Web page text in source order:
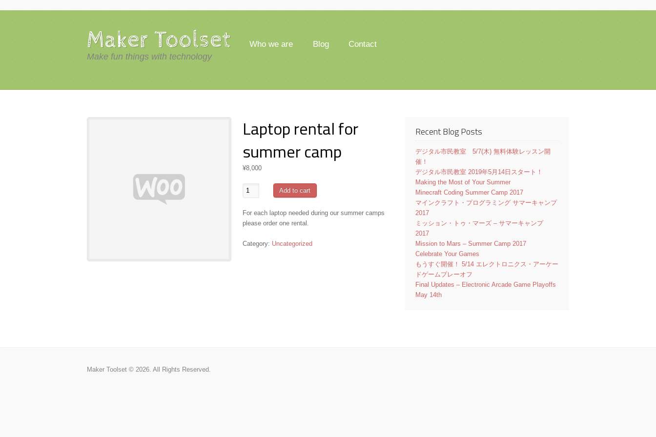
Maker Toolset
Make fun things with technology
Who we are Blog Contact
Laptop rental for
summer camp
¥8,000
Laptop
rental
camp
Add to cart
For each laptop needed during our summer camps
please order one rental.
Category: Uncategorized
Recent Blog Posts
デジタル市民教室 5/7(木) 無料体験レッスン開
催！
デジタル市民教室 2019年5月14日スタート！
Making the Most of Your Summer
Minecraft Coding Summer Camp 2017
マインクラフト・プログラミング サマーキャンプ
2017
ミッション・トゥ・マーズ – サマーキャンプ
2017
Mission to Mars – Summer Camp 2017
Celebrate Your Games
もうすぐ開催！ 5/14 エレクトロニクス・アーケー
ドゲームプレーオフ
Final Updates – Electronic Arcade Game Playoffs
May 14th
Maker Toolset © 2026. All Rights Reserved.